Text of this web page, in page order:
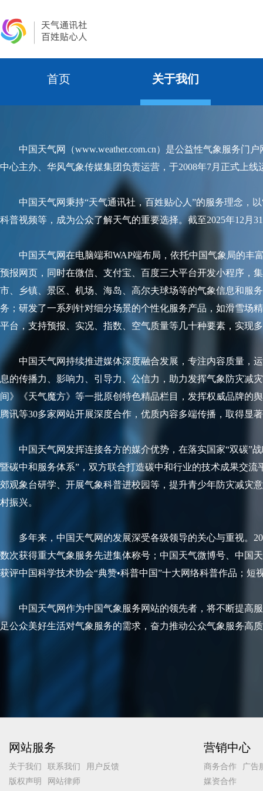
首页 关于我们
中国天气网（www.weather.com.cn）是公益性气象服务门
中心主办、华风气象传媒集团负责运营，于2008年7月正式上线
中国天气网秉持“天气通讯社，百姓贴心人”的服务理念，
科普视频等，成为公众了解天气的重要选择。截至2025年12月
中国天气网在电脑端和WAP端布局，依托中国气象局的丰
预报网页，同时在微信、支付宝、百度三大平台开发小程序，
市、乡镇、景区、机场、海岛、高尔夫球场等的气象信息和服
务；研发了一系列针对细分场景的个性化服务产品，如滑雪场
平台，支持预报、实况、指数、空气质量等几十种要素，实现
中国天气网持续推进媒体深度融合发展，专注内容质量，
息的传播力、影响力、引导力、公信力，助力发挥气象防灾减
间》《天气魔方》等一批原创特色精品栏目，发挥权威品牌的
腾讯等30多家网站开展深度合作，优质内容多端传播，取得显
中国天气网发挥连接各方的媒介优势，在落实国家“双碳”
暨碳中和服务体系”，双方联合打造碳中和行业的技术成果交
郊观象台研学、开展气象科普进校园等，提升青少年防灾减灾
村振兴。
多年来，中国天气网的发展深受各级领导的关心与重视。
数次获得重大气象服务先进集体称号；中国天气微博号、中国
获评中国科学技术协会“典赞•科普中国”十大网络科普作品；
中国天气网作为中国气象服务网站的领先者，将不断提高
足公众美好生活对气象服务的需求，奋力推动公众气象服务高
网站服务
关于我们 联系我们
用户反馈
版权声明
网站律师
营销中心
商务合作
广告
媒资合作